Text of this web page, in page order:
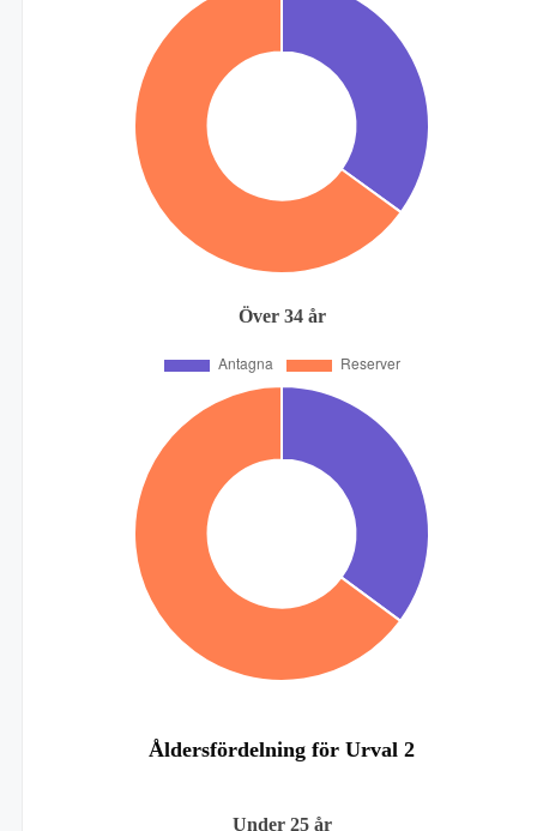
Över 34 år
Åldersfördelning för Urval 2
Under 25 år